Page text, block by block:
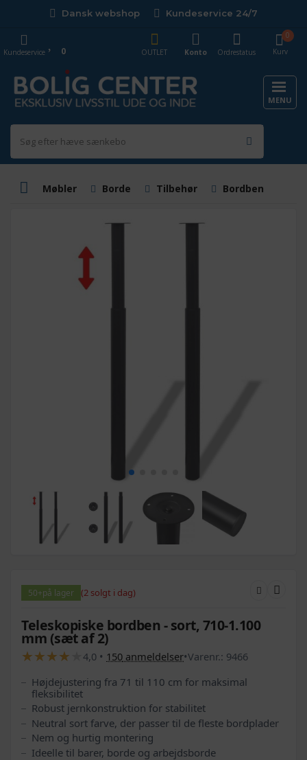
Dansk webshop Kundeservice 24/7
Kurv
0
OUTLET
Konto Ordrestatus
Kundeservice 0
MENU
Møbler Borde Tilbehør Bordben
50+på lager (2 solgt i dag)
Teleskopiske bordben - sort, 710-1.100
mm (sæt af 2)
★
★★
★★
★★
★ 4,0 • 150 anmeldelser•Varenr.: 9466
Højdejustering fra 71 til 110 cm for maksimal
fleksibilitet
Robust jernkonstruktion for stabilitet
Neutral sort farve, der passer til de fleste bordplader
Nem og hurtig montering
Ideelle til barer, borde og arbejdsborde